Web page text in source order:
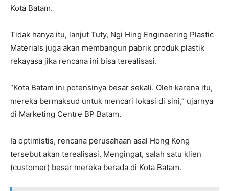
Kota Batam.
Tidak hanya itu, lanjut Tuty, Ngi Hing Engineering Plastic
Materials juga akan membangun pabrik produk plastik
rekayasa jika rencana ini bisa terealisasi.
“Kota Batam ini potensinya besar sekali. Oleh karena itu,
mereka bermaksud untuk mencari lokasi di sini,” ujarnya
di Marketing Centre BP Batam.
Ia optimistis, rencana perusahaan asal Hong Kong
tersebut akan terealisasi. Mengingat, salah satu klien
(customer) besar mereka berada di Kota Batam.